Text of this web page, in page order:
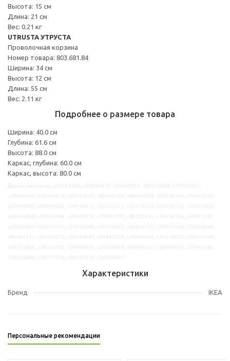
Высота: 15 см
Длина: 21 см
Вес: 0.21 кг
UTRUSTA УТРУСТА
Проволочная корзина
Номер товара: 803.681.84
Ширина: 34 см
Высота: 12 см
Длина: 55 см
Вес: 2.11 кг
Подробнее о размере товара
Ширина: 40.0 см
Глубина: 61.6 см
Высота: 88.0 см
Каркас, глубина: 60.0 см
Каркас, высота: 80.0 см
Характеристики
Бренд IKEA
Персональные рекомендации